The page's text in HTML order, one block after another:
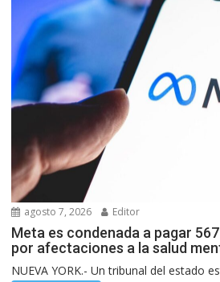
agosto 7, 2026 Editor
Meta es condenada a pagar
por afectaciones a la salud
NUEVA YORK.- Un tribunal del estado